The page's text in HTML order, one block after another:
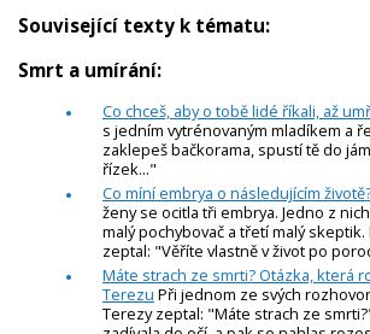
Související texty k tématu:
Smrt a umírání:
Co chceš, aby o tobě lidé říkali, až
s jedním vytrénovaným mladíkem a
zaklepeš bačkorama, spustí tě do
řízek..."
Co míní embrya o následujícím
ženy se ocitla tři embrya. Jedno z
malý pochybovač a třetí malý
zeptal: "Věříte vlastně v život po
Máte strach ze smrti? Otázka, která
Terezu Při jednom ze svých
Terezy zeptal: "Máte strach ze